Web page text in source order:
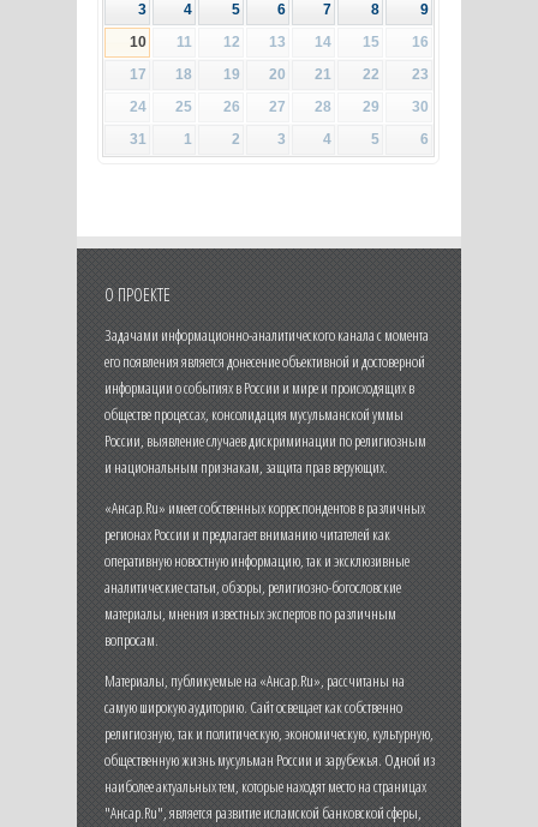
3
4 5 6 7 8
9
10
11 12 13 14 15
16
17
18 19 20 21 22
23
24
25 26 27 28 29
30
31
1 2 3 4 5 6
О ПРОЕКТЕ
Задачами информационно-аналитического канала с момента
его появления является донесение объективной и достоверной
информации о событиях в России и мире и происходящих в
обществе процессах, консолидация мусульманской уммы
России, выявление случаев дискриминации по религиозным
и национальным признакам, защита прав верующих.
«Ансар.Ru» имеет собственных корреспондентов в различных
регионах России и предлагает вниманию читателей как
оперативную новостную информацию, так и эксклюзивные
аналитические статьи, обзоры, религиозно-богословские
материалы, мнения известных экспертов по различным
вопросам.
Материалы, публикуемые на «Ансар.Ru», рассчитаны на
самую широкую аудиторию. Сайт освещает как собственно
религиозную, так и политическую, экономическую, культурную,
общественную жизнь мусульман России и зарубежья. Одной из
наиболее актуальных тем, которые находят место на страницах
"Ансар.Ru", является развитие исламской банковской сферы,